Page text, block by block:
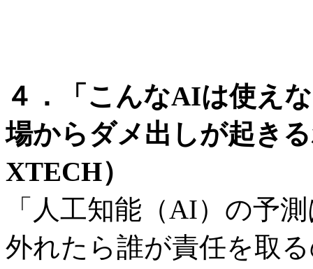
４．「こんなAIは使え
場からダメ出しが起き
XTECH）
「人工知能（AI）の予
外れたら誰が責任を取